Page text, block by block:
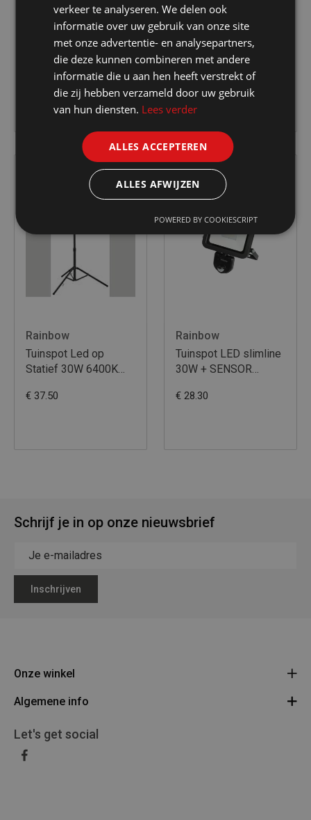
Rainbow
Tuinspot met DOB
LED 30W 6400K
2400Lm op statief 2M
€ 41.35
ProLight
Prolight Led Parasol
lamp
€ 9.99
Rainbow
Tuinspot Led op
Statief 30W 6400K
€ 37.50
Rainbow
Tuinspot LED slimline
30W + SENSOR
€ 28.30
Schrijf je in op onze nieuwsbrief
Inschrijven
Onze winkel
Legerstock Teunissen
Route
011/640469
BE 0453 873 688
Algemene info
Algemene voorwaarden
Privacy Policy
Let's get social
verkeer te analyseren. We delen ook
informatie over uw gebruik van onze site
met onze advertentie- en analysepartners,
die deze kunnen combineren met andere
informatie die u aan hen heeft verstrekt of
die zij hebben verzameld door uw gebruik
van hun diensten. Lees verder
ALLES ACCEPTEREN
ALLES AFWIJZEN
POWERED BY COOKIESCRIPT